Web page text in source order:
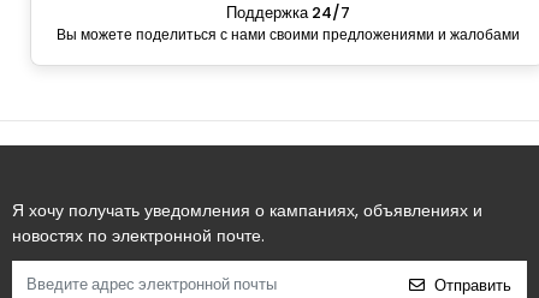
Поддержка 24/7
Вы можете поделиться с нами своими предложениями и жалобами
Я хочу получать уведомления о кампаниях, объявлениях и
новостях по электронной почте.
Отправить